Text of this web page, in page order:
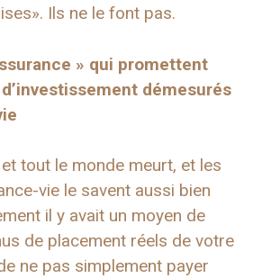
Ils ne le font pas.
» qui promettent
démesurés
tout le monde meurt, et les
vie le savent aussi bien
il y avait un moyen de
de placement réels de votre
ne pas simplement payer